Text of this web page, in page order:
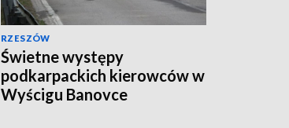
RZESZÓW
Świetne występy
podkarpackich kierowców w
Wyścigu Banovce